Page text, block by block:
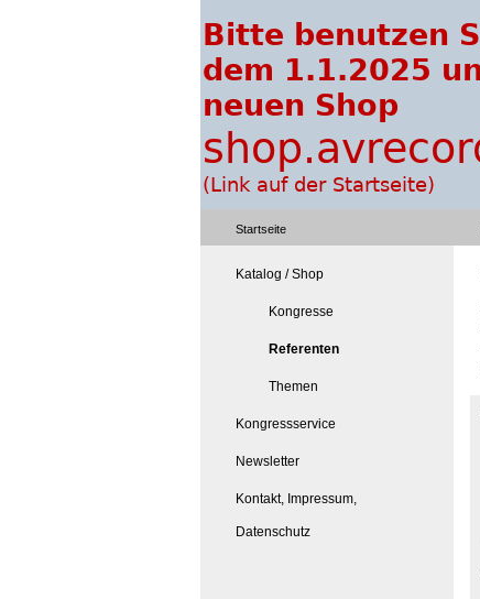
Startseite
Katalog / Shop
Kongresse
Referenten
Themen
Kongressservice
Newsletter
Kontakt, Impressum,
Datenschutz